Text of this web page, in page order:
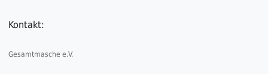
Kontakt:
Gesamtmasche e.V.